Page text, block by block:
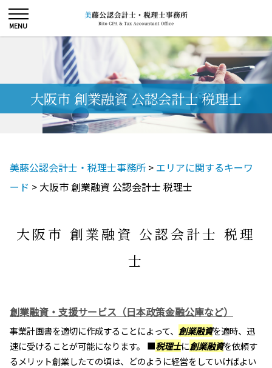
大阪市 創業融資 公認会計士 税理士
美藤公認会計士・税理士事務所 > エリアに関するキーワ
ード > 大阪市 創業融資 公認会計士 税理士
大阪市 創業融資 公認会計士 税理
士
創業融資・支援サービス（日本政策金融公庫など）
事業計画書を適切に作成することによって、 創業融資を適時、迅
速に受けることが可能になります。 ■税理士に創業融資を依頼す
るメリット創業したての頃は、どのように経営をしていけばよい